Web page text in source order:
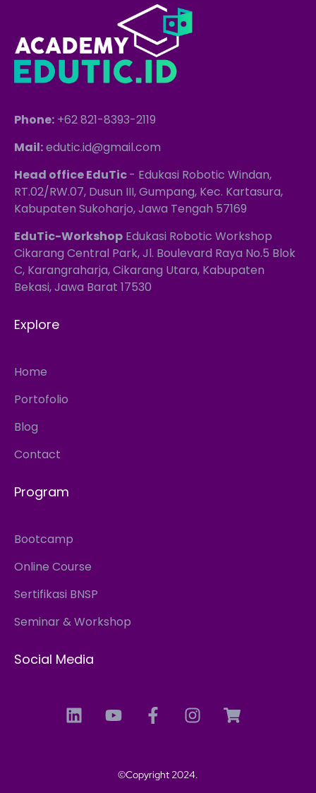
Phone: +62 821-8393-2119
Mail:edutic.id@gmail.com
Head office EduTic- Edukasi Robotic Windan,
RT.02/RW.07, Dusun III, Gumpang, Kec. Kartasura,
Kabupaten Sukoharjo, Jawa Tengah 57169
EduTic-Workshop Edukasi Robotic Workshop
Cikarang Central Park, Jl. Boulevard Raya No.5 Blok
C, Karangraharja, Cikarang Utara, Kabupaten
Bekasi, Jawa Barat 17530
Explore
Home
Portofolio
Blog
Contact
Program
Bootcamp
Online Course
Sertifikasi BNSP
Seminar & Workshop
Social Media
©Copyright 2024.